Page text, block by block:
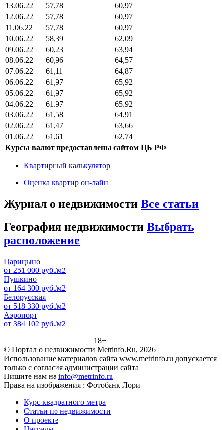
13.06.22
57,78
60,97
12.06.22
57,78
60,97
11.06.22
57,78
60,97
10.06.22
58,39
62,09
09.06.22
60,23
63,94
08.06.22
60,96
64,57
07.06.22
61,11
64,87
06.06.22
61,97
65,92
05.06.22
61,97
65,92
04.06.22
61,97
65,92
03.06.22
61,58
64,91
02.06.22
61,47
63,66
01.06.22
61,61
62,74
Курсы валют предоставлены сайтом ЦБ РФ
Квартирный калькулятор
Оценка квартир он-лайн
Журнал о недвижимости Все статьи
География недвижимости Выбрать
расположение
Царицыно
от 251 000 руб./м2
Пушкино
от 164 300 руб./м2
Белорусская
от 518 330 руб./м2
Аэропорт
от 384 102 руб./м2
18+
© Портал о недвижимости Metrinfo.Ru, 2026
Использование материалов сайта www.metrinfo.ru допускается
только с согласия администрации сайта
Пишите нам на info@metrinfo.ru
Права на изображения : Фотобанк Лори
Курс квадратного метра
Статьи по недвижимости
О проекте